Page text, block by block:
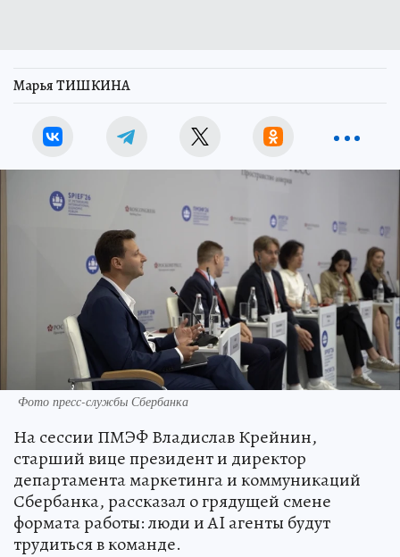
Марья ТИШКИНА
Фото пресс-службы Сбербанка
На сессии ПМЭФ Владислав Крейнин,
старший вице президент и директор
департамента маркетинга и коммуникаций
Сбербанка, рассказал о грядущей смене
формата работы: люди и AI агенты будут
трудиться в команде.